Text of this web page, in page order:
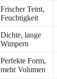
Frischer Teint,
Feuchtigkeit
Dichte, lange
Wimpern
Perfekte Form,
mehr Volumen